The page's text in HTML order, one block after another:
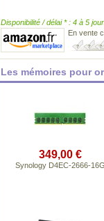
Disponibilité / délai * : 4 à 5
En vente
Les mémoires pour
349,00 €
Synology D4EC-2666-16G